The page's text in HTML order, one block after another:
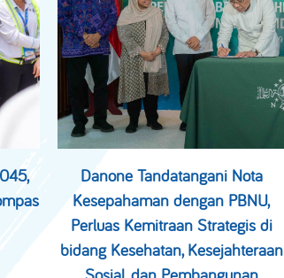
Danone Tandatangani Nota
Kesepahaman dengan PBNU,
Perluas Kemitraan Strategis di
bidang Kesehatan, Kesejahteraan